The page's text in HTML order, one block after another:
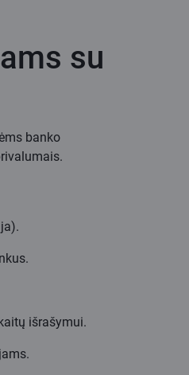
su
banko
išrašymui.